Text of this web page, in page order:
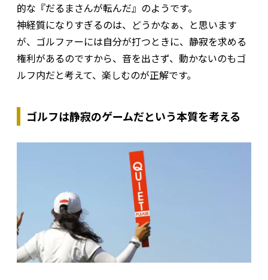
的な『だるまさんが転んだ』のようです。
神経質になりすぎるのは、どうかなぁ、と思います
が、ゴルファーには自分が打つときに、静寂を求める
権利があるのですから、音を出さず、動かないのもゴ
ルフ内だと考えて、楽しむのが正解です。
ゴルフは静寂のゲームだという本質を考える